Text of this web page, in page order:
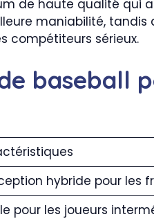
de haute qualité qui
maniabilité,
compétiteurs sérieux.
baseball
hybride pour les
pour les joueurs